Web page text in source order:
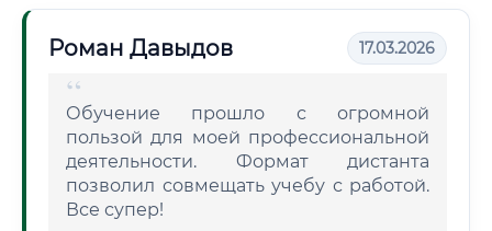
Роман Давыдов 17.03.2026
Обучение прошло с огромной
пользой для моей профессиональной
деятельности. Формат дистанта
позволил совмещать учебу с работой.
Все супер!